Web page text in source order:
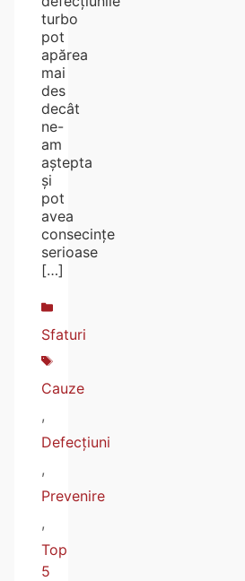
turbo
pot
apărea
mai
des
decât
ne-
am
aștepta
și
pot
avea
consecințe
serioase
[…]
Sfaturi
Cauze
,
Defecțiuni
,
Prevenire
,
Top
5